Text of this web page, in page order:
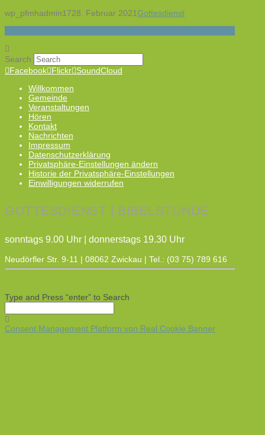
wp_pfmhadmin1728. Februar 2021Gottesdienst
Search
Facebook Flickr SoundCloud
Willkommen
Gemeinde
Veranstaltungen
Hören
Kontakt
Nachrichten
Impressum
Datenschutzerklärung
Privatsphäre-Einstellungen ändern
Historie der Privatsphäre-Einstellungen
Einwilligungen widerrufen
GOTTESDIENST | BIBELSTUNDE
sonntags 9.00 Uhr | donnerstags 19.30 Uhr
Neudörfler Str. 9-11 | 08062 Zwickau | Tel.: (03 75) 789 616
Type and Press “enter” to Search
Consent Management Platform von Real Cookie Banner